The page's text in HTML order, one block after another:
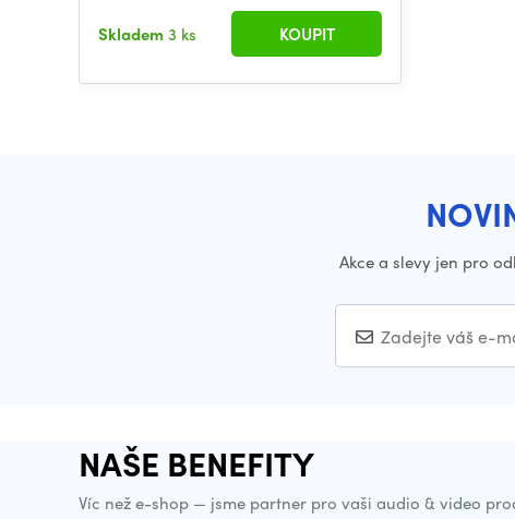
Skladem3 ks KOUPIT
Akce a slevy jen pro
NAŠE BENEFITY
Víc než e-shop — jsme partner pro vaši audio & video